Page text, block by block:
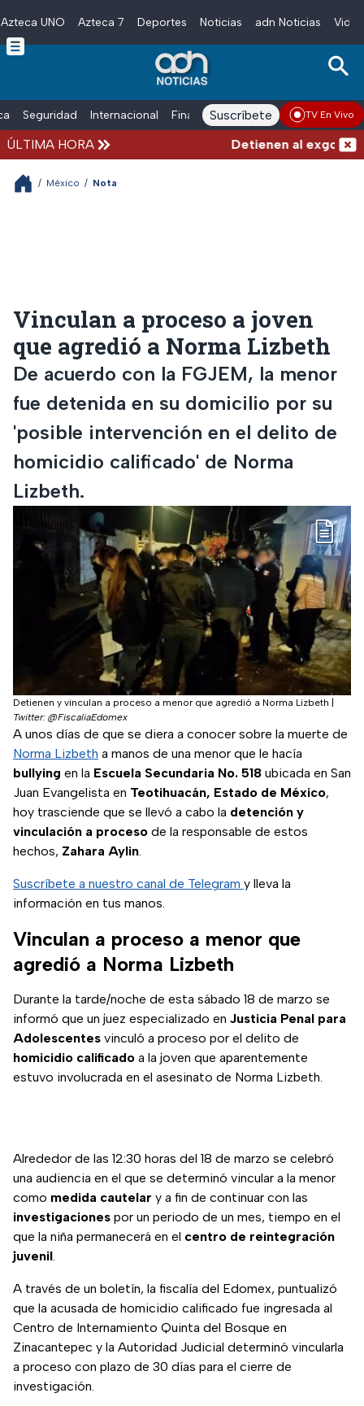
Skip to main content
Azteca UNO Azteca 7 Deportes Noticias adn Noticias
Seguridad Internacional Finanzas adn Noticias Radio
Suscríbete TV En Vivo
ÚLTIMA HORA Detienen al
/ México / Nota
Vinculan a proceso a joven
que agredió a Norma Lizbeth
De acuerdo con la FGJEM, la menor
fue detenida en su domicilio por su
'posible intervención en el delito de
homicidio calificado' de Norma
Lizbeth.
Detienen y vinculan a proceso a menor que agredió a Norma Lizbeth
Twitter: @FiscaliaEdomex
A unos días de que se diera a conocer sobre la muerte de
Norma Lizbeth a manos de una menor que le hacía
bullying en la Escuela Secundaria No. 518 ubicada en San
Juan Evangelista en Teotihuacán, Estado de México,
hoy trasciende que se llevó a cabo la detención y
vinculación a proceso de la responsable de estos
hechos, Zahara Aylin.
Suscríbete a nuestro canal de Telegram y lleva la
información en tus manos.
Vinculan a proceso a menor que
agredió a Norma Lizbeth
Durante la tarde/noche de esta sábado 18 de marzo se
informó que un juez especializado en Justicia Penal para
Adolescentes vinculó a proceso por el delito de
homicidio calificado a la joven que aparentemente
estuvo involucrada en el asesinato de Norma Lizbeth.
Alrededor de las 12:30 horas del 18 de marzo se celebró
una audiencia en el que se determinó vincular a la menor
como medida cautelar y a fin de continuar con las
investigaciones por un periodo de un mes, tiempo en el
que la niña permanecerá en el centro de reintegración
juvenil.
A través de un boletín, la fiscalía del Edomex, puntualizó
que la acusada de homicidio calificado fue ingresada al
Centro de Internamiento Quinta del Bosque en
Zinacantepec y la Autoridad Judicial determinó vincularla
a proceso con plazo de 30 días para el cierre de
investigación.